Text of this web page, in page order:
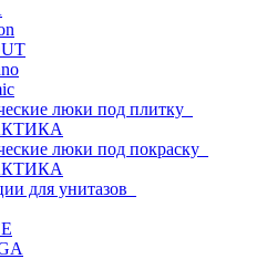
люки под плитку
люки под покраску
для унитазов